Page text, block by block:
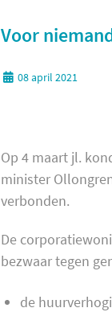
Voor
08 april 2021
Op 4 maart jl.
minister
verbonden.
De
bezwaar tegen
de